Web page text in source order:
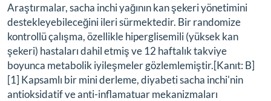
Araştırmalar, sacha inchi yağının kan şekeri yönetimini
destekleyebileceğini ileri sürmektedir. Bir randomize
kontrollü çalışma, özellikle hiperglisemili (yüksek kan
şekeri) hastaları dahil etmiş ve 12 haftalık takviye
boyunca metabolik iyileşmeler gözlemlemiştir.[Kanıt: B]
[1] Kapsamlı bir mini derleme, diyabeti sacha inchi'nin
antioksidatif ve anti-inflamatuar mekanizmaları